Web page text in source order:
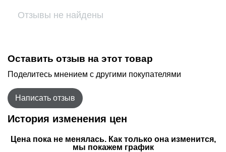
Отзывы не найдены
Оставить отзыв на этот товар
Поделитесь мнением с другими покупателями
Написать отзыв
История изменения цен
Цена пока не менялась. Как только она изменится,
мы покажем график